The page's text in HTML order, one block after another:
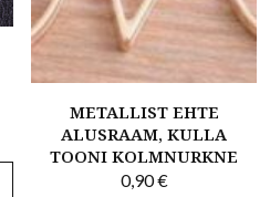
METALLIST EHTE
ALUSRAAM, KULLA
TOONI KOLMNURKNE
0,90€